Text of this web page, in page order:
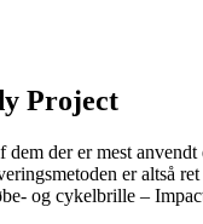
Project
der er mest
er altså
og cykelbrille –